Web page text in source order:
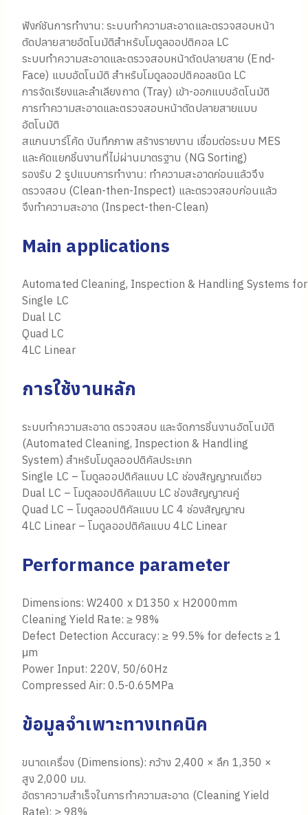
ฟังก์ชันการทำงาน: ระบบทำความสะอาดและตรวจสอบหน้า
ตัดปลายสายอัตโนมัติสำหรับโมดูลออปติคอล LC
ระบบทำความสะอาดและตรวจสอบหน้าตัดปลายสาย (End-
Face) แบบอัตโนมัติ สำหรับโมดูลออปติคอลชนิด LC
การจัดเรียงและลำเลียงถาด (Tray) เข้า-ออกแบบอัตโนมัติ
การทำความสะอาดและตรวจสอบหน้าตัดปลายสายแบบ
อัตโนมัติ
สแกนบาร์โค้ด บันทึกภาพ สร้างรายงาน เชื่อมต่อระบบ MES
และคัดแยกชิ้นงานที่ไม่ผ่านมาตรฐาน (NG Sorting)
รองรับ 2 รูปแบบการทำงาน: ทำความสะอาดก่อนแล้วจึง
ตรวจสอบ (Clean-then-Inspect) และตรวจสอบก่อนแล้ว
จึงทำความสะอาด (Inspect-then-Clean)
Main applications
Automated Cleaning, Inspection & Handling Systems
Single LC
Dual LC
Quad LC
4LC Linear
การใช้งานหลัก
ระบบทำความสะอาด ตรวจสอบ และจัดการชิ้นงานอัตโนมัติ
(Automated Cleaning, Inspection & Handling
System) สำหรับโมดูลออปติคัลประเภท
Single LC – โมดูลออปติคัลแบบ LC ช่องสัญญาณเดี่ยว
Dual LC – โมดูลออปติคัลแบบ LC ช่องสัญญาณคู่
Quad LC – โมดูลออปติคัลแบบ LC 4 ช่องสัญญาณ
4LC Linear – โมดูลออปติคัลแบบ 4LC Linear
Performance parameter
Dimensions: W2400 x D1350 x H2000mm
Cleaning Yield Rate: ≥ 98%
Defect Detection Accuracy: ≥ 99.5% for defects ≥ 1
μm
Power Input: 220V, 50/60Hz
Compressed Air: 0.5-0.65MPa
ข้อมูลจำเพาะทางเทคนิค
ขนาดเครื่อง (Dimensions): กว้าง 2,400 × ลึก 1,350 ×
สูง 2,000 มม.
อัตราความสำเร็จในการทำความสะอาด (Cleaning Yield
Rate): ≥ 98%